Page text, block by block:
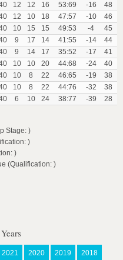
12 12 16 53:69 -16
48
12 10 18 47:57 -10
46
10 15 15 49:53 -4
45
9 17 14 41:55 -14
44
9 14 17 35:52 -17
41
10 10 20 44:68 -24
40
10 8 22 46:65 -19
38
10 8 22 44:76 -32
38
6 10 24 38:77 -39 28
Stage: )
)
)
(Qualification: )
2021 2020 2019 2018